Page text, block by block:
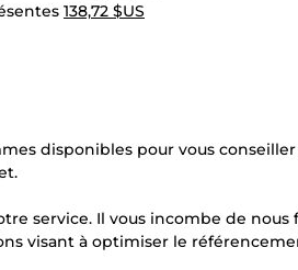
138,72 $US
disponibles pour vous
service. Il vous incombe de nous
visant à optimiser le